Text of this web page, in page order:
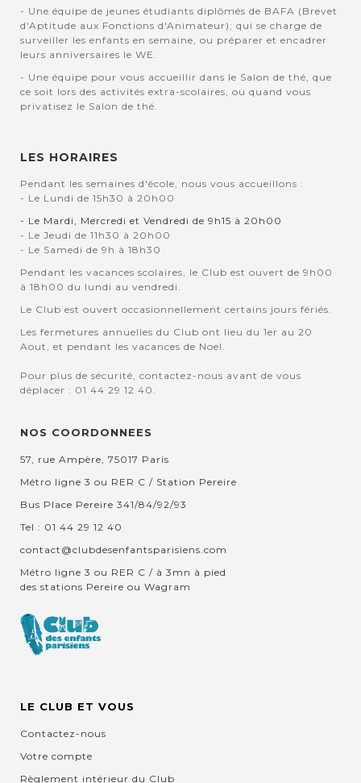
- Une équipe de jeunes étudiants diplômés de BAFA (Brevet
d'Aptitude aux Fonctions d'Animateur); qui se charge de
surveiller les enfants en semaine, ou préparer et encadrer
leurs anniversaires le WE.
- Une équipe pour vous accueillir dans le Salon de thé, que
ce soit lors des activités extra-scolaires, ou quand vous
privatisez le Salon de thé.
LES HORAIRES
Pendant les semaines d'école, nous vous accueillons :
- Le Lundi de 15h30 à 20h00
- Le Mardi, Mercredi et Vendredi de 9h15 à 20h00
- Le Jeudi de 11h30 à 20h00
- Le Samedi de 9h à 18h30
Pendant les vacances scolaires, le Club est ouvert de 9h00
à 18h00 du lundi au vendredi.
Le Club est ouvert occasionnellement certains jours fériés.
Les fermetures annuelles du Club ont lieu du 1er au 20
Aout, et pendant les vacances de Noel.
Pour plus de sécurité, contactez-nous avant de vous
déplacer : 01 44 29 12 40.
NOS COORDONNEES
57, rue Ampère, 75017 Paris
Métro ligne 3 ou RER C / Station Pereire
Bus Place Pereire 341/84/92/93
Tel : 01 44 29 12 40
contact@clubdesenfantsparisiens.com
Métro ligne 3 ou RER C / à 3mn à pied
des stations Pereire ou Wagram
LE CLUB ET VOUS
Contactez-nous
Votre compte
Règlement intérieur du Club